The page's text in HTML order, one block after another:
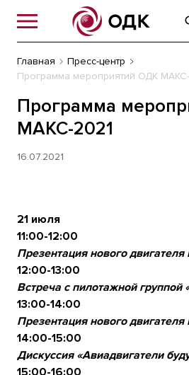
Главная
Пресс-центр
Программа мероприятий ОДК
Программа
МАКС-2021
16.07.2021
21 июля
11:00-12:00
Презентация нового
12:00-13:00
Встреча с пилотажной группой
13:00-14:00
Презентация нового
14:00-15:00
Дискуссия «Авиадвигатели
15:00-16:00